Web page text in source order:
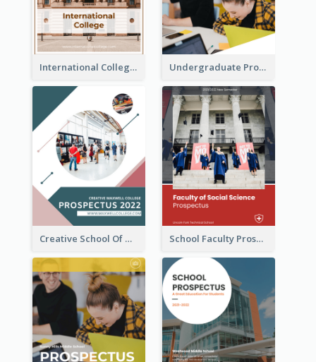
International College Prospectus Undergraduate Prospectus
Creative School Of Media Prospectus School Faculty Prospectus